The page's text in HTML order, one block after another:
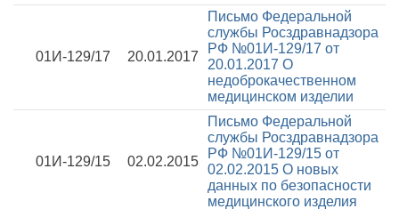
01И-129/17 20.01.2017
Письмо Федеральной
службы Росздравнадзора
РФ №01И-129/17 от
20.01.2017 О
недоброкачественном
медицинском изделии
01И-129/15 02.02.2015
Письмо Федеральной
службы Росздравнадзора
РФ №01И-129/15 от
02.02.2015 О новых
данных по безопасности
медицинского изделия